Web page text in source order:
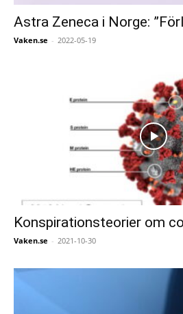
Astra Zeneca i Norge:
Vaken.se - 2022-05-19
Konspirationsteorier om
Vaken.se - 2021-10-30